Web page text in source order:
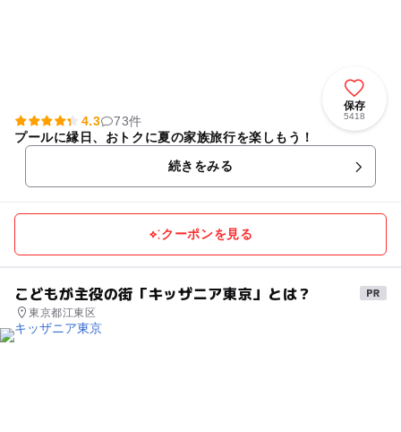
保存
5418
4.3
73件
プールに縁日、おトクに夏の家族旅行を楽しもう！
続きをみる
クーポンを見る
こどもが主役の街「キッザニア東京」とは？
東京都江東区